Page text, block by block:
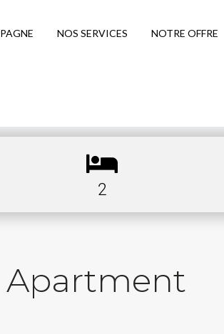
NOS SERVICES NOTRE OFFRE
2
Apartment